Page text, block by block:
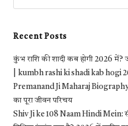
Recent Posts
कुंभ राशि की शादी कब होगी 2026 में?
| kumbh rashi ki shadi kab hogi
Premanand Ji Maharaj
का पूरा जीवन परिचय
Shiv Ji ke 108 Naam Hindi Mein: